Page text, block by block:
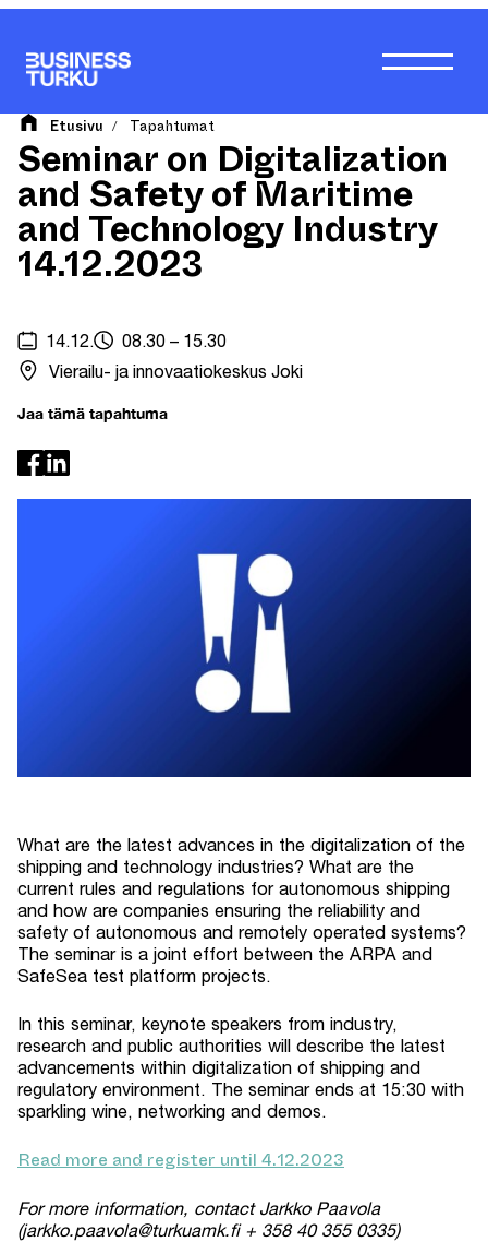
Etusivu / Tapahtumat
Seminar on Digitalization
and Safety of Maritime
and Technology Industry
14.12.2023
14.12.
08.30 – 15.30
Vierailu- ja innovaatiokeskus Joki
Jaa tämä tapahtuma
What are the latest advances in the digitalization of the
shipping and technology industries? What are the
current rules and regulations for autonomous shipping
and how are companies ensuring the reliability and
safety of autonomous and remotely operated systems?
The seminar is a joint effort between the ARPA and
SafeSea test platform projects.
In this seminar, keynote speakers from industry,
research and public authorities will describe the latest
advancements within digitalization of shipping and
regulatory environment. The seminar ends at 15:30 with
sparkling wine, networking and demos.
Read more and register until 4.12.2023
For more information, contact Jarkko Paavola
(jarkko.paavola@turkuamk.fi + 358 40 355 0335)